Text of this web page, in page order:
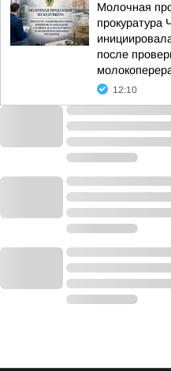
Молочная
прокуратура
после
12:10